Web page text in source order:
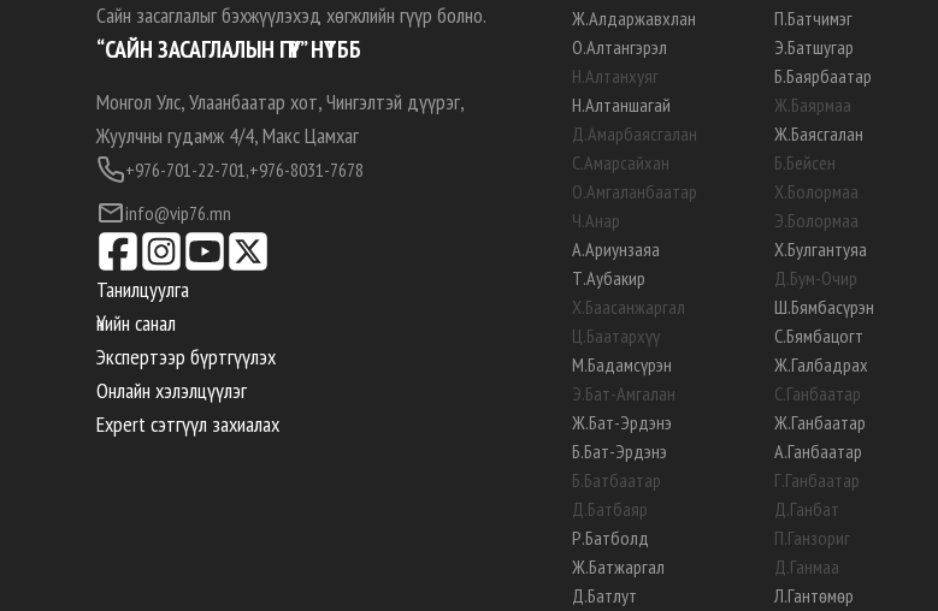
Сайн засаглалыг бэхжүүлэхэд хөгжлийн гүүр болно.
“САЙН ЗАСАГЛАЛЫН ГҮҮР” НҮТББ
Монгол Улс, Улаанбаатар хот, Чингэлтэй дүүрэг,
Жуулчны гудамж 4/4, Макс Цамхаг
+976-701-22-701,+976-8031-7678
info@vip76.mn
Танилцуулга
Үнийн санал
Экспертээр бүртгүүлэх
Онлайн хэлэлцүүлэг
Expert сэтгүүл захиалах
Ж.Алдаржавхлан
О.Алтангэрэл
Н.Алтанхуяг
Н.Алтаншагай
Д.Амарбаясгалан
С.Амарсайхан
О.Амгаланбаатар
Ч.Анар
А.Ариунзаяа
Т.Аубакир
Х.Баасанжаргал
Ц.Баатархүү
М.Бадамсүрэн
Э.Бат-Амгалан
Ж.Бат-Эрдэнэ
Б.Бат-Эрдэнэ
Б.Батбаатар
Д.Батбаяр
Р.Батболд
Ж.Батжаргал
Д.Батлут
П.Батчимэг
Э.Батшугар
Б.Баярбаатар
Ж.Баярмаа
Ж.Баясгалан
Б.Бейсен
Х.Болормаа
Э.Болормаа
Х.Булгантуяа
Д.Бум-Очир
Ш.Бямбасүрэн
С.Бямбацогт
Ж.Галбадрах
С.Ганбаатар
Ж.Ганбаатар
А.Ганбаатар
Г.Ганбаатар
Д.Ганбат
П.Ганзориг
Д.Ганмаа
Л.Гантөмөр